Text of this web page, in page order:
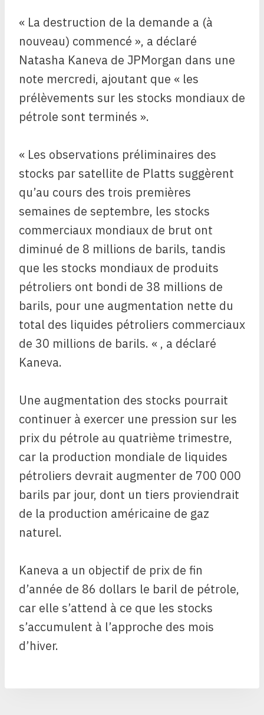
« La destruction de la demande a (à
nouveau) commencé », a déclaré
Natasha Kaneva de JPMorgan dans une
note mercredi, ajoutant que « les
prélèvements sur les stocks mondiaux de
pétrole sont terminés ».
« Les observations préliminaires des
stocks par satellite de Platts suggèrent
qu’au cours des trois premières
semaines de septembre, les stocks
commerciaux mondiaux de brut ont
diminué de 8 millions de barils, tandis
que les stocks mondiaux de produits
pétroliers ont bondi de 38 millions de
barils, pour une augmentation nette du
total des liquides pétroliers commerciaux
de 30 millions de barils. « , a déclaré
Kaneva.
Une augmentation des stocks pourrait
continuer à exercer une pression sur les
prix du pétrole au quatrième trimestre,
car la production mondiale de liquides
pétroliers devrait augmenter de 700 000
barils par jour, dont un tiers proviendrait
de la production américaine de gaz
naturel.
Kaneva a un objectif de prix de fin
d’année de 86 dollars le baril de pétrole,
car elle s’attend à ce que les stocks
s’accumulent à l’approche des mois
d’hiver.